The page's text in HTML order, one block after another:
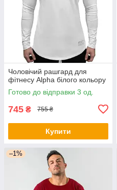
Чоловічий рашгард для
фітнесу Alpha білого кольору
Готово до відправки 3 од.
745 ₴ 755 ₴
Купити
–1%